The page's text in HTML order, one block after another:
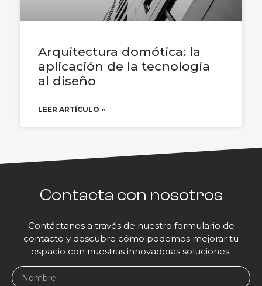
Arquitectura domótica: la
aplicación de la tecnología
al diseño
LEER ARTÍCULO »
Contacta con nosotros
Contáctanos a través de nuestro formulario de
contacto y descubre cómo podemos mejorar tu
espacio con nuestras innovadoras soluciones.